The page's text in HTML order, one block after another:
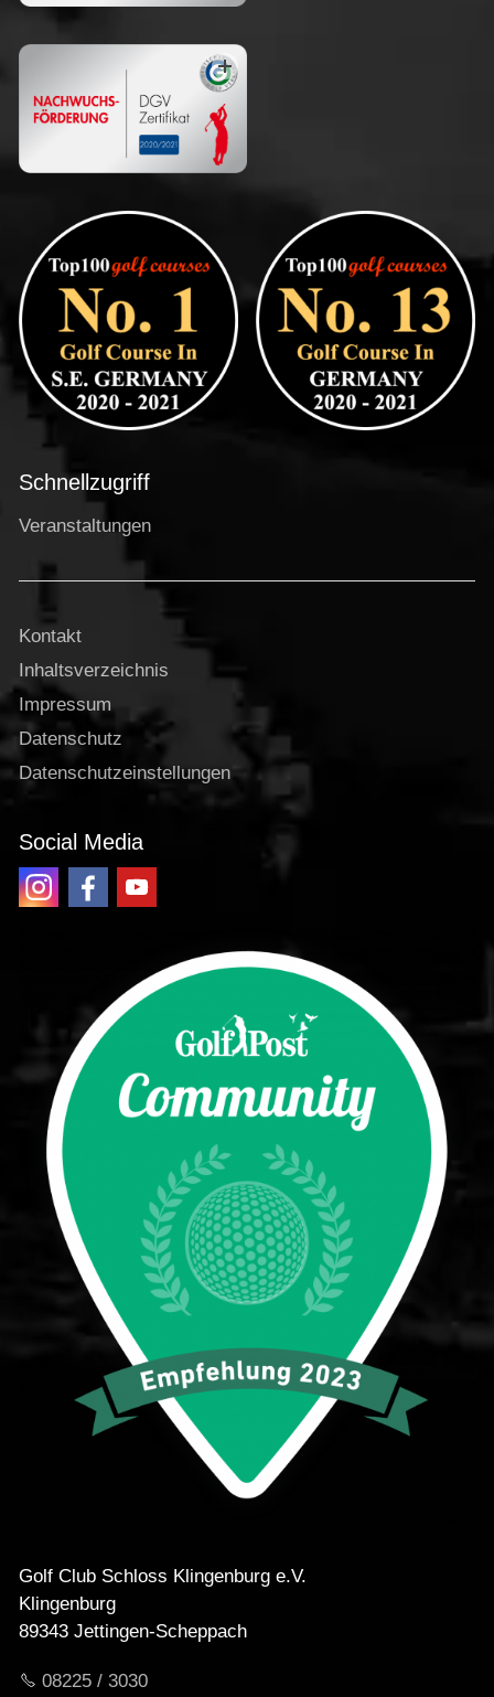
Schnellzugriff
Veranstaltungen
Kontakt
Inhaltsverzeichnis
Impressum
Datenschutz
Datenschutzeinstellungen
Social Media
Golf Club Schloss Klingenburg e.V.
Klingenburg
89343 Jettingen-Scheppach
08225 / 3030